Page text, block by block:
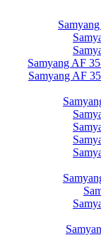
Samyang AF
Samyang AF